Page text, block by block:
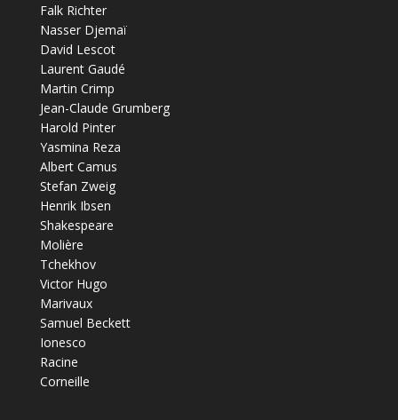
Falk Richter
Nasser Djemaï
David Lescot
Laurent Gaudé
Martin Crimp
Jean-Claude Grumberg
Harold Pinter
Yasmina Reza
Albert Camus
Stefan Zweig
Henrik Ibsen
Shakespeare
Molière
Tchekhov
Victor Hugo
Marivaux
Samuel Beckett
Ionesco
Racine
Corneille